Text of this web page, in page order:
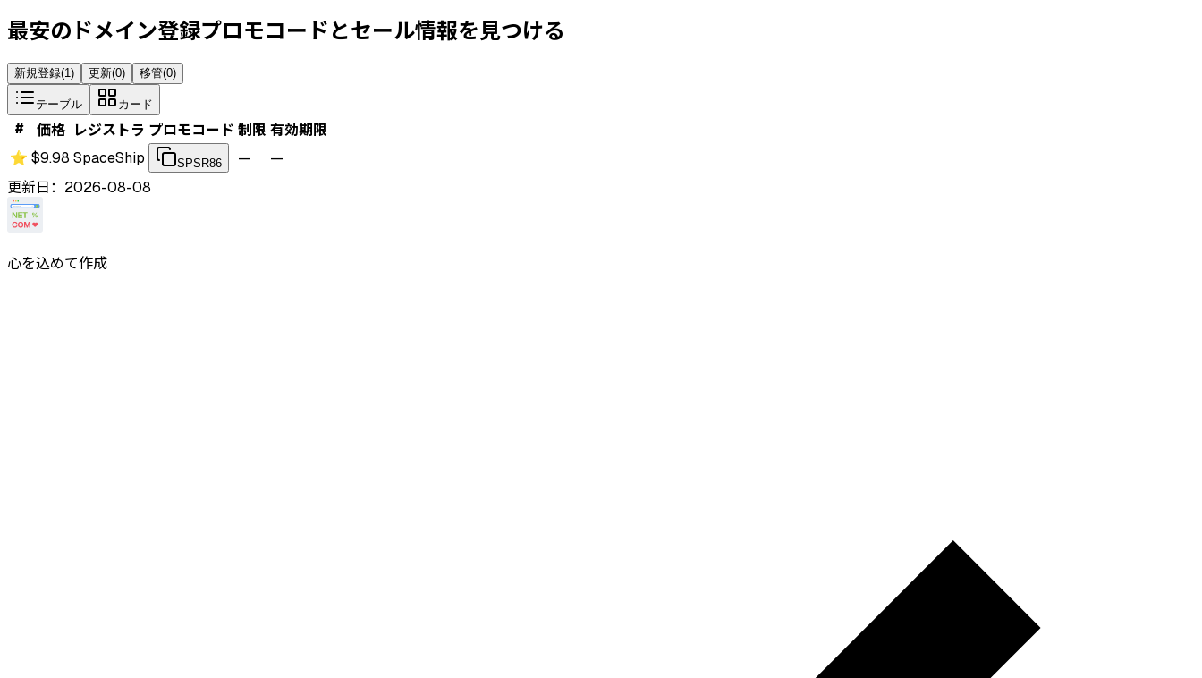
最安のドメイン登録プロモコードとセール情報を見つける
新規登録(1) 更新(0) 移管(0)
テーブル カード
# 価格 レジストラ プロモコード 制限 有効期限
⭐ $9.98 SpaceShip SPSR86 —
—
更新日：2026-08-08
心を込めて作成